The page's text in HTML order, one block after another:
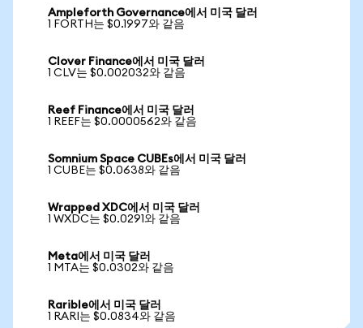
Ampleforth Governance에서 미국 달러
1 FORTH는 $0.1997와 같음
Clover Finance에서 미국 달러
1 CLV는 $0.002032와 같음
Reef Finance에서 미국 달러
1 REEF는 $0.0000562와 같음
Somnium Space CUBEs에서 미국 달러
1 CUBE는 $0.0638와 같음
Wrapped XDC에서 미국 달러
1 WXDC는 $0.0291와 같음
Meta에서 미국 달러
1 MTA는 $0.0302와 같음
Rarible에서 미국 달러
1 RARI는 $0.0834와 같음